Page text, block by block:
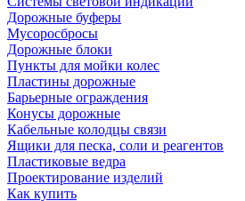
Дорожные буферы
Мусоросбросы
Дорожные блоки
Пункты для мойки колес
Пластины дорожные
Барьерные ограждения
Конусы дорожные
Кабельные колодцы связи
Ящики для песка, соли и реагентов
Пластиковые ведра
Проектирование изделий
Как купить